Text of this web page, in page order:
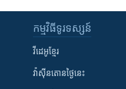
កម្មវិធី​ទូរទស្សន៍
វីដេអូ​ខ្មែរ
វ៉ាស៊ីនតោន​ថ្ងៃ​នេះ